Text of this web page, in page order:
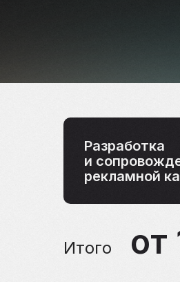
Разработка
и
рекламной
от
Итого